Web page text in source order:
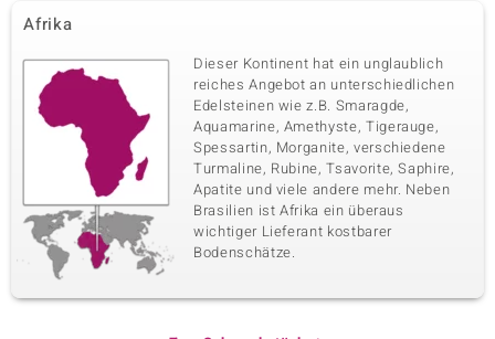
Afrika
Dieser Kontinent hat ein unglaublich
reiches Angebot an unterschiedlichen
Edelsteinen wie z.B. Smaragde,
Aquamarine, Amethyste, Tigerauge,
Spessartin, Morganite, verschiedene
Turmaline, Rubine, Tsavorite, Saphire,
Apatite und viele andere mehr. Neben
Brasilien ist Afrika ein überaus
wichtiger Lieferant kostbarer
Bodenschätze.